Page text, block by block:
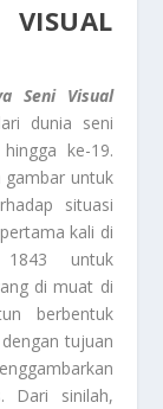
Seni Visual
dunia seni
ke-19.
gambar untuk
situasi
kali di
untuk
di muat di
berbentuk
tujuan
Dari sinilah,